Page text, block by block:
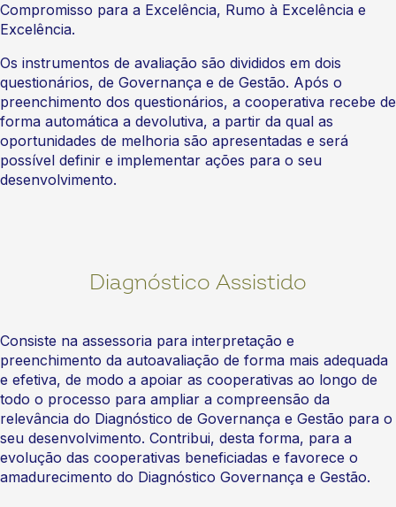
Compromisso para a Excelência, Rumo à Excelência e
Excelência.
Os instrumentos de avaliação são divididos em dois
questionários, de Governança e de Gestão. Após o
preenchimento dos questionários, a cooperativa recebe de
forma automática a devolutiva, a partir da qual as
oportunidades de melhoria são apresentadas e será
possível definir e implementar ações para o seu
desenvolvimento.
Diagnóstico Assistido
Consiste na assessoria para interpretação e
preenchimento da autoavaliação de forma mais adequada
e efetiva, de modo a apoiar as cooperativas ao longo de
todo o processo para ampliar a compreensão da
relevância do Diagnóstico de Governança e Gestão para o
seu desenvolvimento. Contribui, desta forma, para a
evolução das cooperativas beneficiadas e favorece o
amadurecimento do Diagnóstico Governança e Gestão.